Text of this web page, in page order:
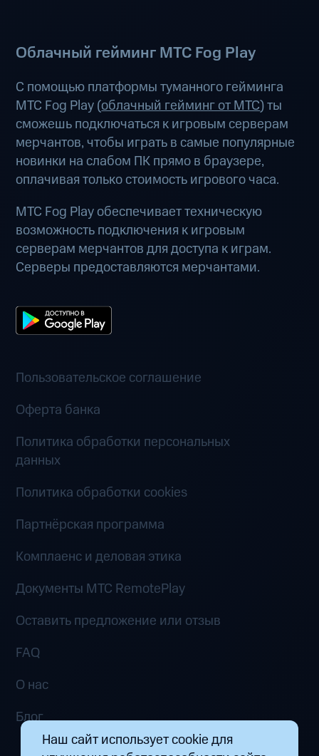
Наш сайт использует cookie для
Облачный гейминг МТС Fog Play
С помощью платформы туманного гейминга
МТС Fog Play (облачный гейминг от МТС) ты
сможешь подключаться к игровым серверам
мерчантов, чтобы играть в самые популярные
новинки на слабом ПК прямо в браузере,
оплачивая только стоимость игрового часа.
МТС Fog Play обеспечивает техническую
возможность подключения к игровым
серверам мерчантов для доступа к играм.
Серверы предоставляются мерчантами.
Пользовательское соглашение
Оферта банка
Политика обработки персональных
данных
Политика обработки cookies
Партнёрская программа
Комплаенс и деловая этика
Документы MTC RemotePlay
Оставить предложение или отзыв
FAQ
О нас
Блог